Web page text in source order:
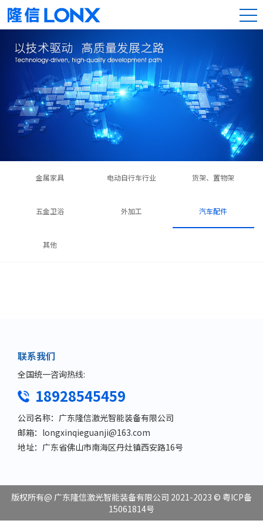
金属家具 电动自行车行业 货架、置物架
五金卫浴 外加工 汽车配件
其他
联系我们
全国统一咨询热线:
18928545459
公司名称：广东隆信激光智能装备有限公司
邮箱：longxinqieguanji@163.com
地址：广东省佛山市南海区丹灶镇西安路16号
版权所有@ 广东隆信激光智能装备有限公司 2021-2023 © 粤ICP备
15061814号